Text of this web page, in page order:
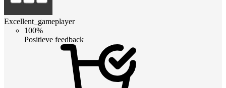
Excellent_gameplayer
100%
Positieve feedback